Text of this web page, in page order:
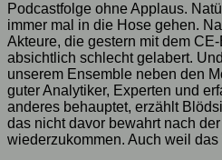
Podcastfolge ohne Applaus.
immer mal in die Hose gehen.
Akteure, die gestern mit dem
absichtlich schlecht gelabert.
unserem Ensemble neben den
guter Analytiker, Experten und
anderes behauptet, erzählt
das nicht davor bewahrt nach
wiederzukommen. Auch weil das